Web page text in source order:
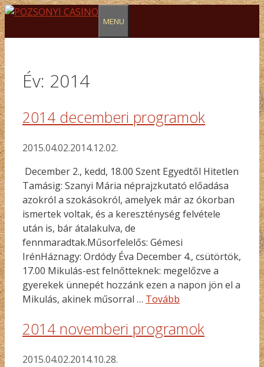
Kilépés
a
tartalomba
MENU
Év: 2014
2014 decemberi programok
2015.04.02.2014.12.02.
December 2., kedd, 18.00 Szent Egyedtől Hitetlen
Tamásig: Szanyi Mária néprajzkutató előadása
azokról a szokásokról, amelyek már az ókorban
ismertek voltak, és a kereszténység felvétele
után is, bár átalakulva, de
fennmaradtak.Műsorfelelős: Gémesi
IrénHáznagy: Ordódy Éva December 4., csütörtök,
17.00 Mikulás-est felnőtteknek: megelőzve a
gyerekek ünnepét hozzánk ezen a napon jön el a
Mikulás, akinek műsorral … Tovább
2014 novemberi programok
2015.04.02.2014.10.28.